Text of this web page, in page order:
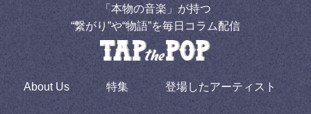
「本物の音楽」が持つ
“繋がり”や“物語”を毎日コラム配信
About Us 特集 登場したアーティスト